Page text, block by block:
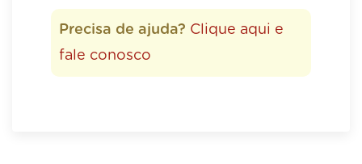
Precisa de ajuda? Clique aqui e
fale conosco